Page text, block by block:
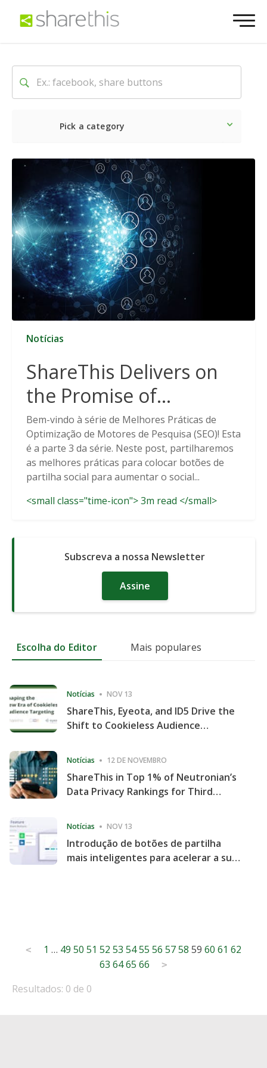
Pick a category
O mais recente Social
Notícias
ShareThis Delivers on
the Promise of
Cookieless Data
Solutions
Bem-vindo à série de Melhores Práticas de
Optimização de Motores de Pesquisa (SEO)! Esta
é a parte 3 da série. Neste post, partilharemos
as melhores práticas para colocar botões de
partilha social para aumentar o social...
<small class="time-icon"> 3m read </small>
Subscreva a nossa Newsletter
Assine
Escolha do Editor Mais populares
Notícias NOV 13
ShareThis, Eyeota, and ID5 Drive the
Shift to Cookieless Audience
Notícias 12 DE NOVEMBRO
ShareThis in Top 1% of Neutronian’s
Data Privacy Rankings for Third
Notícias NOV 13
Introdução de botões de partilha
mais inteligentes para acelerar a sua
Posts
pagination
< 1 … 49 50 51 52 53 5455 56 5758 59 60 61 62
63 6465 66 >
Resultados: 0 de 0